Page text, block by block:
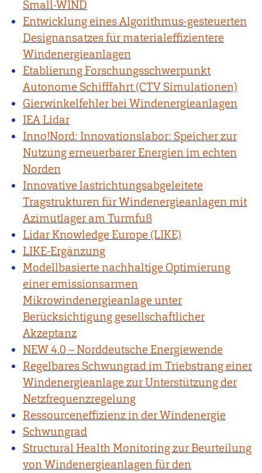
Small-WIND
Entwicklung eines Algorithmus-gesteuerten
Designansatzes für materialeffizientere
Windenergieanlagen
Etablierung Forschungsschwerpunkt
Autonome Schifffahrt (CTV Simulationen)
Gierwinkelfehler bei Windenergieanlagen
IEA Lidar
Inno!Nord: Innovationslabor: Speicher zur
Nutzung erneuerbarer Energien im echten
Norden
Innovative lastrichtungsabgeleitete
Tragstrukturen für Windenergieanlagen mit
Azimutlager am Turmfuß
Lidar Knowledge Europe (LIKE)
LIKE-Ergänzung
Modellbasierte nachhaltige Optimierung
einer emissionsarmen
Mikrowindenergieanlage unter
Berücksichtigung gesellschaftlicher
Akzeptanz
NEW 4.0 – Norddeutsche Energiewende
Regelbares Schwungrad im Triebstrang einer
Windenergieanlage zur Unterstützung der
Netzfrequenzregelung
Ressourceneffizienz in der Windenergie
Schwungrad
Structural Health Monitoring zur Beurteilung
von Windenergieanlagen für den